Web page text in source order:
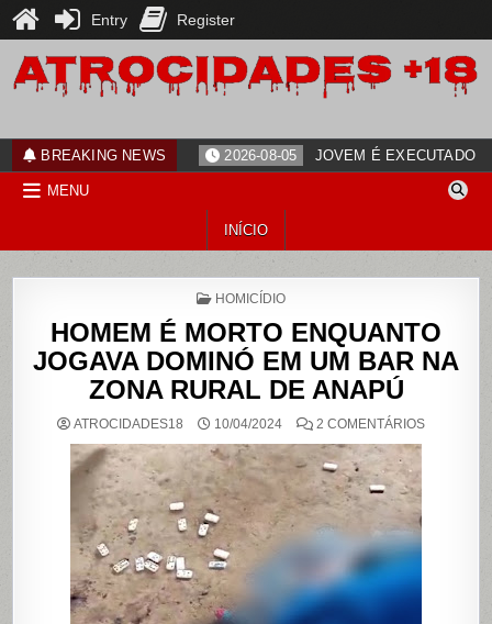
content
BREAKING NEWS 2026-08-05 JOVEM É EXECUTADO
MENU
INÍCIO
POSTED
HOMICÍDIO
HOMEM É MORTO ENQUANTO
JOGAVA DOMINÓ EM UM BAR NA
ZONA RURAL DE ANAPÚ
ATROCIDADES18 10/04/2024 2 COMENTÁRIOSEM
Entry Register